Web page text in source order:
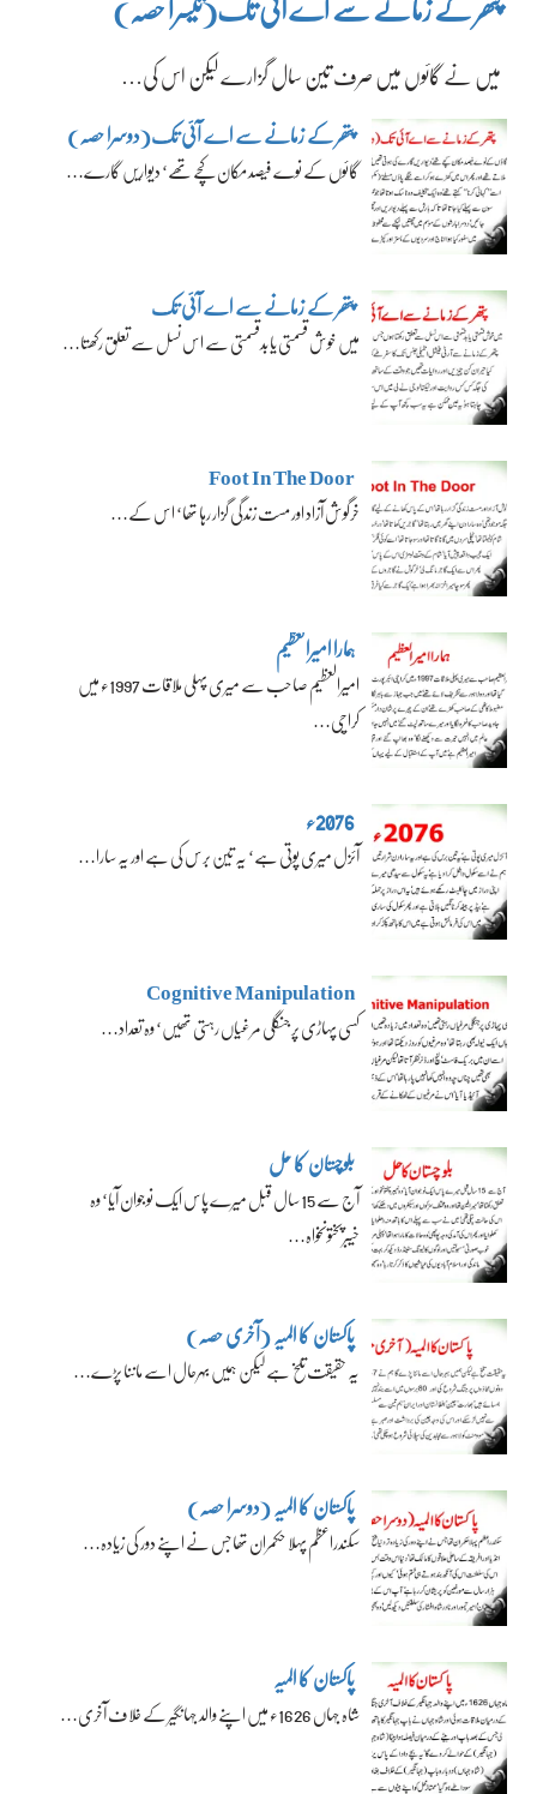
میں نے گائوں میں صرف تین سال گزارے لیکن اس کی…
پتھر کے زمانے سے اے آئی تک(دوسرا حصہ)
گائوں کے نوے فیصد مکان کچے تھے‘ دیواریں گارے…
پتھر کے زمانے سے اے آئی تک
میں خوش قسمتی یا بدقسمتی سے اس نسل سے تعلق رکھتا…
Foot In The Door
خرگوش آزاد اور مست زندگی گزار رہا تھا‘ اس کے…
ہمارا امیرالعظیم
امیرالعظیم صاحب سے میری پہلی ملاقات 1997ء میں
کراچی…
2076ء
آئزل میری پوتی ہے‘ یہ تین برس کی ہے اور یہ سارا…
Cognitive Manipulation
کسی پہاڑی پر جنگلی مرغیاں رہتی تھیں‘ وہ تعداد…
بلوچستان کا حل
آج سے 15 سال قبل میرے پاس ایک نوجوان آیا‘ وہ
خیبرپختونخواہ…
پاکستان کا المیہ (آخری حصہ)
یہ حقیقت تلخ ہے لیکن ہمیں بہرحال اسے ماننا پڑے…
پاکستان کا المیہ (دوسرا حصہ)
سکندراعظم پہلا حکمران تھا جس نے اپنے دور کی زیادہ…
پاکستان کا المیہ
شاہ جہاں 1626ء میں اپنے والد جہانگیر کے خلاف آخری…